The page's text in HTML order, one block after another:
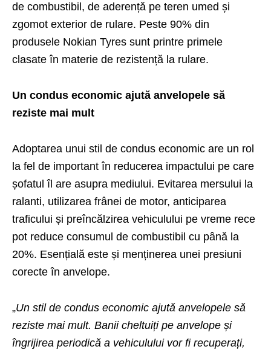
de combustibil, de aderență pe teren umed și
zgomot exterior de rulare. Peste 90% din
produsele Nokian Tyres sunt printre primele
clasate în materie de rezistență la rulare.
Un condus economic ajută anvelopele să
reziste mai mult
Adoptarea unui stil de condus economic are un rol
la fel de important în reducerea impactului pe care
șofatul îl are asupra mediului. Evitarea mersului la
ralanti, utilizarea frânei de motor, anticiparea
traficului și preîncălzirea vehiculului pe vreme rece
pot reduce consumul de combustibil cu până la
20%. Esențială este și menținerea unei presiuni
corecte în anvelope.
„Un stil de condus economic ajută anvelopele să
reziste mai mult. Banii cheltuiți pe anvelope și
îngrijirea periodică a vehiculului vor fi recuperați,